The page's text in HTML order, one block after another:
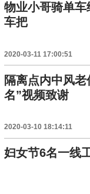
物业小哥骑单
车把
2020-03-11 17:00:51
隔离点内中风
名”视频致谢
2020-03-10 18:14:11
妇女节6名一线